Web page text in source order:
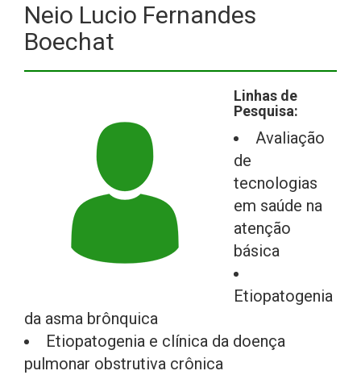
Neio Lucio Fernandes
Boechat
Linhas de
Pesquisa:
Avaliação
de
tecnologias
em saúde na
atenção
básica
Etiopatogenia
da asma brônquica
Etiopatogenia e clínica da doença
pulmonar obstrutiva crônica